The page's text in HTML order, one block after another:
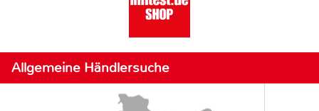
Allgemeine Händlersuche